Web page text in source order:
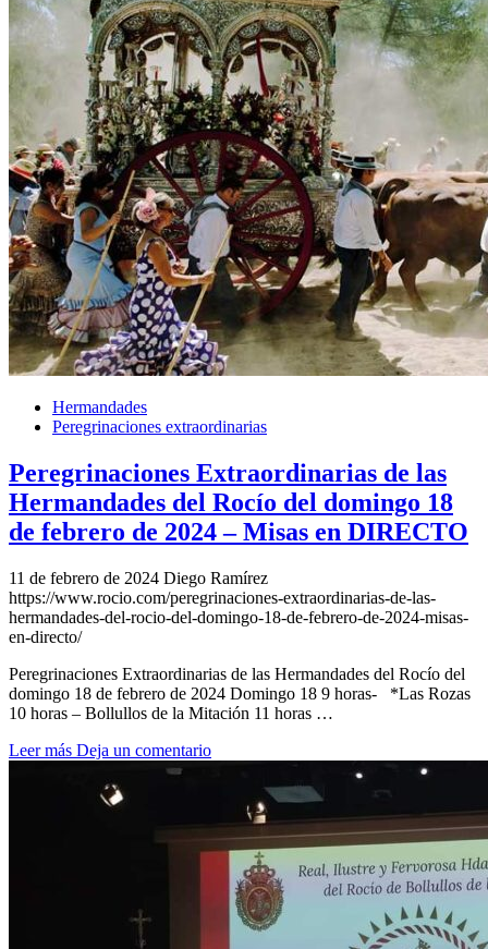
Hermandades
Peregrinaciones extraordinarias
Peregrinaciones Extraordinarias de las
Hermandades del Rocío del domingo 18
de febrero de 2024 – Misas en DIRECTO
11 de febrero de 2024 Diego Ramírez
https://www.rocio.com/peregrinaciones-extraordinarias-de-las-
hermandades-del-rocio-del-domingo-18-de-febrero-de-2024-misas-
en-directo/
Peregrinaciones Extraordinarias de las Hermandades del Rocío del
domingo 18 de febrero de 2024 Domingo 18 9 horas- *Las Rozas
10 horas – Bollullos de la Mitación 11 horas …
Leer más Deja un comentario